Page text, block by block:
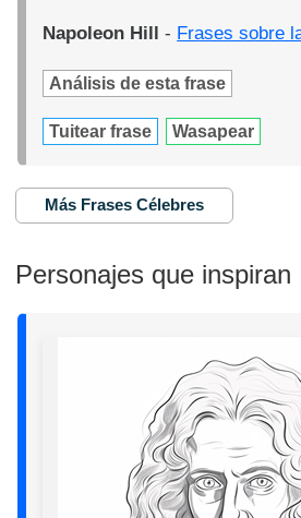
Napoleon Hill - Frases sobre
Análisis de esta frase
Tuitear frase Wasapear
Más Frases Célebres
Personajes que inspiran